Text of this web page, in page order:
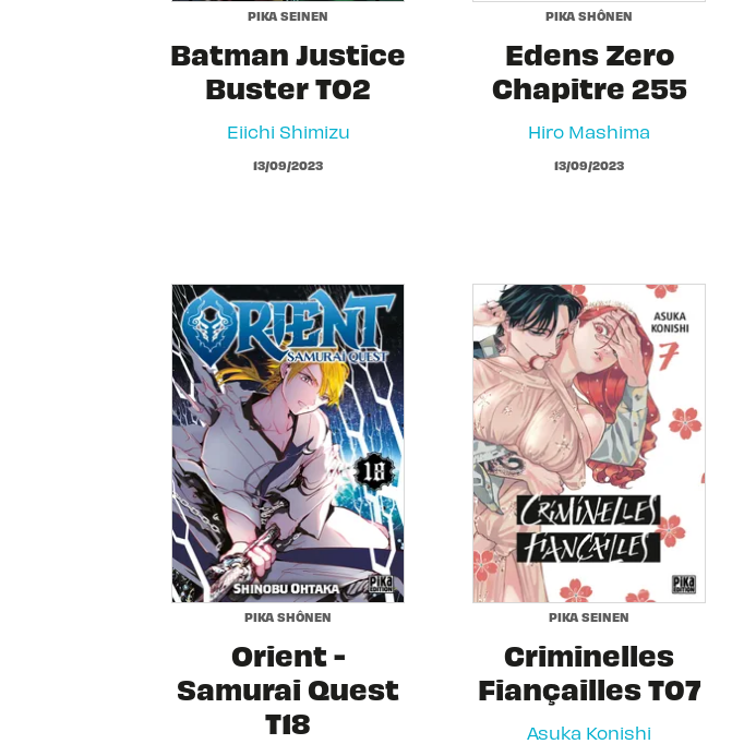
PIKA SEINEN
Batman Justice
Buster T02
Eiichi Shimizu
13/09/2023
PIKA SHÔNEN
Edens Zero
Chapitre 255
Hiro Mashima
13/09/2023
PIKA SHÔNEN
Orient -
Samurai Quest
T18
PIKA SEINEN
Criminelles
Fiançailles T07
Asuka Konishi